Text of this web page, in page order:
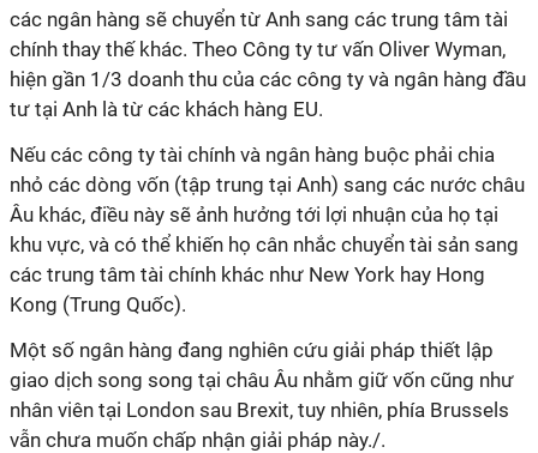
các ngân hàng sẽ chuyển từ Anh sang các trung tâm tài
chính thay thế khác. Theo Công ty tư vấn Oliver Wyman,
hiện gần 1/3 doanh thu của các công ty và ngân hàng đầu
tư tại Anh là từ các khách hàng EU.
Nếu các công ty tài chính và ngân hàng buộc phải chia
nhỏ các dòng vốn (tập trung tại Anh) sang các nước châu
Âu khác, điều này sẽ ảnh hưởng tới lợi nhuận của họ tại
khu vực, và có thể khiến họ cân nhắc chuyển tài sản sang
các trung tâm tài chính khác như New York hay Hong
Kong (Trung Quốc).
Một số ngân hàng đang nghiên cứu giải pháp thiết lập
giao dịch song song tại châu Âu nhằm giữ vốn cũng như
nhân viên tại London sau Brexit, tuy nhiên, phía Brussels
vẫn chưa muốn chấp nhận giải pháp này./.